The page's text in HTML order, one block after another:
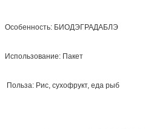
Особенность: БИОДЭГРАДАБЛЭ
Использование: Пакет
Польза: Рис, сухофрукт, еда рыб